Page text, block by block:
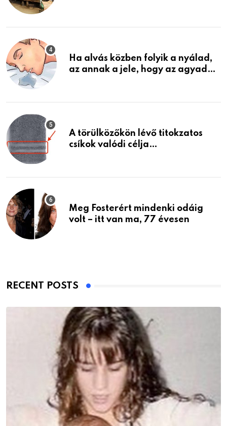
életemet
Ha alvás közben folyik a nyálad,
az annak a jele, hogy az agyad…
A törülközőkön lévő titokzatos
csíkok valódi célja…
Meg Fosterért mindenki odáig
volt – itt van ma, 77 évesen
RECENT POSTS